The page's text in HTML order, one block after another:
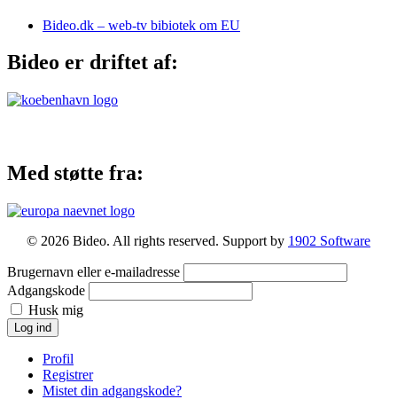
Bideo.dk – web-tv bibiotek om EU
Bideo er driftet af:
Med støtte fra:
© 2026 Bideo. All rights reserved. Support by 1902 Software
Brugernavn eller e-mailadresse
Adgangskode
Husk mig
Log ind
Profil
Registrer
Mistet din adgangskode?